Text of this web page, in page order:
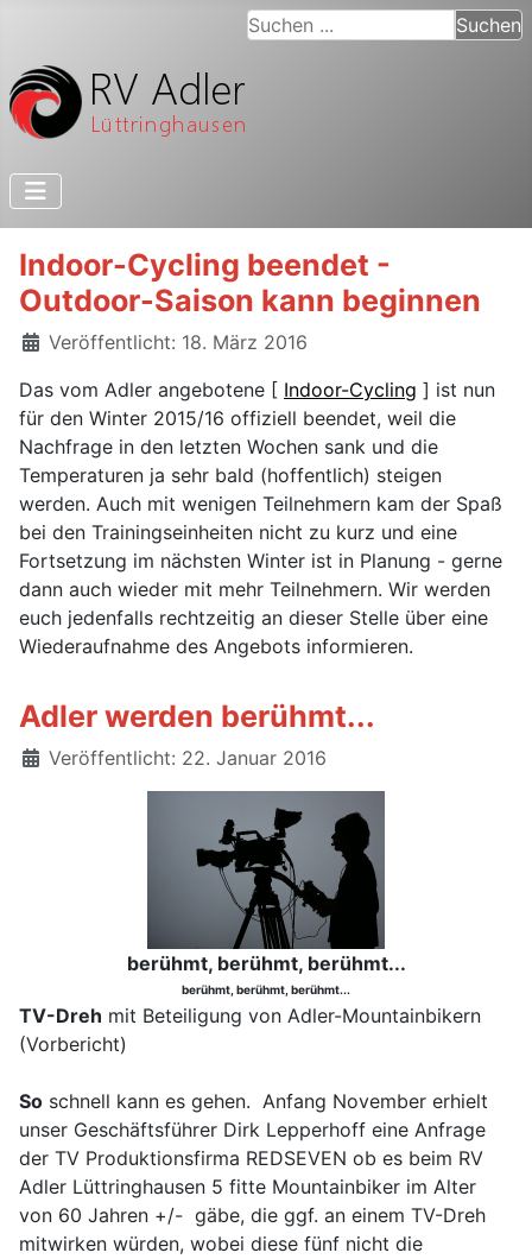
Suchen ... Suchen
Indoor-Cycling beendet -
Outdoor-Saison kann beginnen
Details
Veröffentlicht: 18. März 2016
Das vom Adler angebotene [ Indoor-Cycling ] ist nun
für den Winter 2015/16 offiziell beendet, weil die
Nachfrage in den letzten Wochen sank und die
Temperaturen ja sehr bald (hoffentlich) steigen
werden. Auch mit wenigen Teilnehmern kam der Spaß
bei den Trainingseinheiten nicht zu kurz und eine
Fortsetzung im nächsten Winter ist in Planung - gerne
dann auch wieder mit mehr Teilnehmern. Wir werden
euch jedenfalls rechtzeitig an dieser Stelle über eine
Wiederaufnahme des Angebots informieren.
Adler werden berühmt...
Details
Veröffentlicht: 22. Januar 2016
berühmt, berühmt, berühmt...
berühmt, berühmt, berühmt...
TV-Dreh mit Beteiligung von Adler-Mountainbikern
(Vorbericht)
So schnell kann es gehen. Anfang November erhielt
unser Geschäftsführer Dirk Lepperhoff eine Anfrage
der TV Produktionsfirma REDSEVEN ob es beim RV
Adler Lüttringhausen 5 fitte Mountainbiker im Alter
von 60 Jahren +/- gäbe, die ggf. an einem TV-Dreh
mitwirken würden, wobei diese fünf nicht die